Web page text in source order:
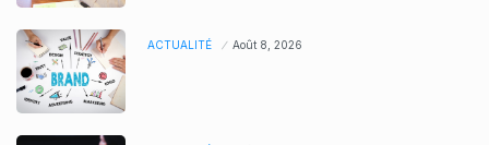
ACTUALITÉ Août 8, 2026